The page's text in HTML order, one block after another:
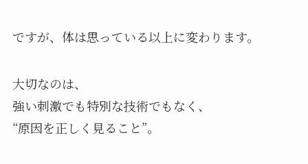
ですが、体は思っている以上に変わります。
大切なのは、
強い刺激でも特別な技術でもなく、
“原因を正しく見ること”。